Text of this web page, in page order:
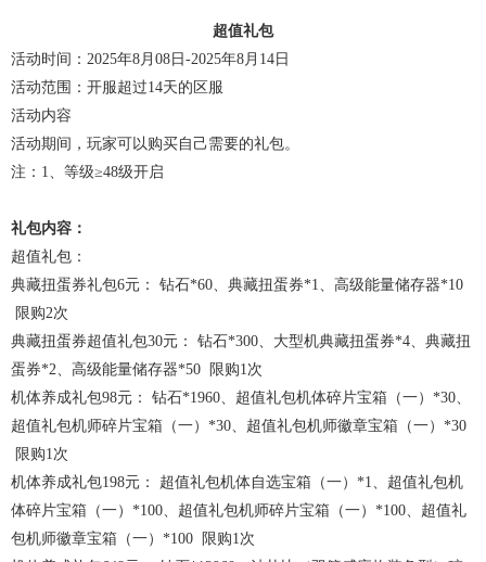
超值礼包
活动时间：2025年8月08日-2025年8月14日
活动范围：开服超过14天的区服
活动内容
活动期间，玩家可以购买自己需要的礼包。
注：1、等级≥48级开启
礼包内容：
超值礼包：
典藏扭蛋券礼包6元： 钻石*60、典藏扭蛋券*1、高级能量储存器*10
限购2次
典藏扭蛋券超值礼包30元： 钻石*300、大型机典藏扭蛋券*4、典藏扭
蛋券*2、高级能量储存器*50 限购1次
机体养成礼包98元： 钻石*1960、超值礼包机体碎片宝箱（一）*30、
超值礼包机师碎片宝箱（一）*30、超值礼包机师徽章宝箱（一）*30
限购1次
机体养成礼包198元： 超值礼包机体自选宝箱（一）*1、超值礼包机
体碎片宝箱（一）*100、超值礼包机师碎片宝箱（一）*100、超值礼
包机师徽章宝箱（一）*100 限购1次